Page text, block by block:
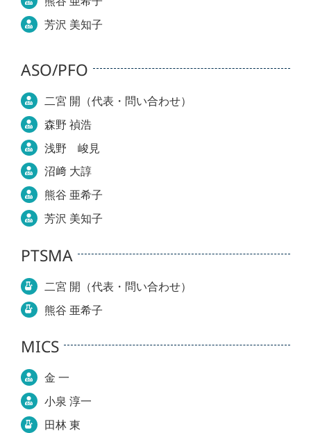
芳沢 美知子
ASO/PFO
二宮 開（代表・問い合わせ）
森野 禎浩
浅野 峻見
沼﨑 大諄
熊谷 亜希子
芳沢 美知子
PTSMA
二宮 開（代表・問い合わせ）
熊谷 亜希子
MICS
金 一
小泉 淳一
田林 東